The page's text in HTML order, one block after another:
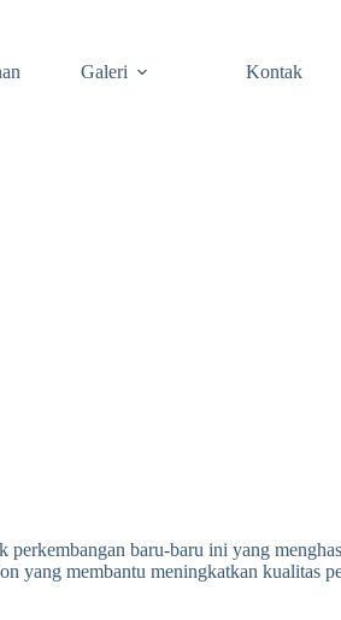
Galeri Kontak
baru-baru ini yang
yang membantu meningkatkan kualitas